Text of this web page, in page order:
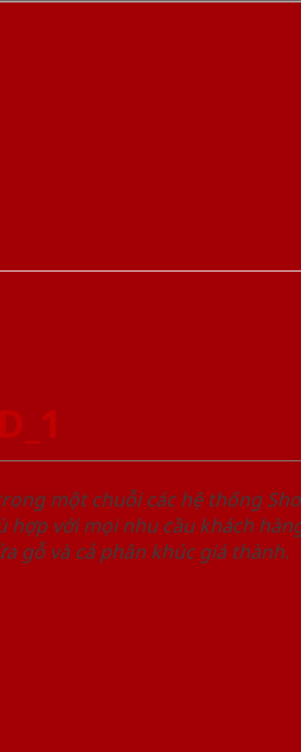
một chuỗi các hệ thống
với mọi nhu cầu khách
gỗ và cả phân khúc giá thành.